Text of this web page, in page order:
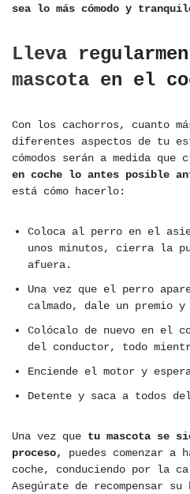
sea lo más cómodo y
Lleva
mascota en el
Con los cachorros, cuanto
diferentes aspectos de tu
cómodos serán a medida que
en coche lo antes posible
está cómo hacerlo:
Coloca al perro en el
unos minutos, cierra la
afuera.
Una vez que el perro
calmado, dale un premio
Colócalo de nuevo en el
del conductor, todo
Enciende el motor y
Detente y saca a todos
Una vez que tu mascota se
proceso,
puedes comenzar
coche, conduciendo por la
Asegúrate de recompensar su